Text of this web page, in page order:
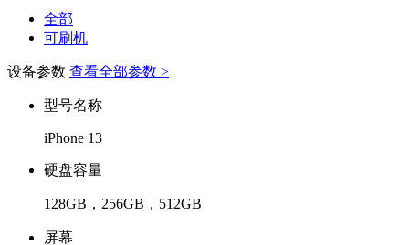
全部
可刷机
设备参数 查看全部参数 >
型号名称
iPhone 13
硬盘容量
128GB，256GB，512GB
屏幕